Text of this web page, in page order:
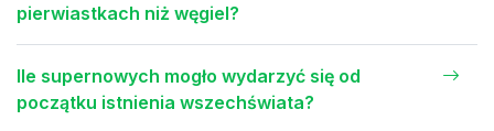
pierwiastkach niż węgiel?
Ile supernowych mogło wydarzyć się od
początku istnienia wszechświata?